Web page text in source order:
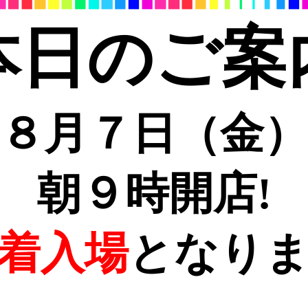
日のご案
８月７日（金）
朝９時開店!
入場となり